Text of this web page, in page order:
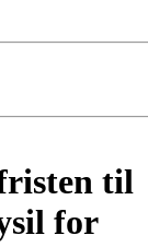
til
for